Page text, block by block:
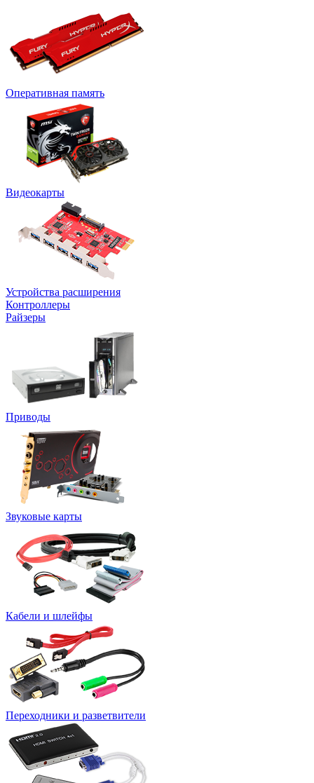
Оперативная память
Видеокарты
Устройства расширения
Контроллеры
Райзеры
Приводы
Звуковые карты
Кабели и шлейфы
Переходники и разветвители